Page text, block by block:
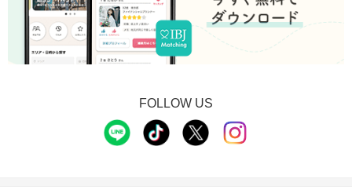
FOLLOW US